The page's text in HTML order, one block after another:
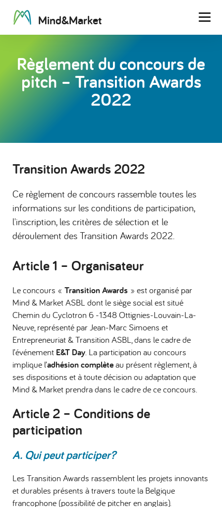
Mind&Market
Règlement du concours de
pitch – Transition Awards
2022
Transition Awards 2022
Ce règlement de concours rassemble toutes les
informations sur les conditions de participation,
l'inscription, les critères de sélection et le
déroulement des Transition Awards 2022.
Article 1 – Organisateur
Le concours « Transition Awards » est organisé par
Mind & Market ASBL dont le siège social est situé
Chemin du Cyclotron 6 -1348 Ottignies-Louvain-La-
Neuve, représenté par Jean-Marc Simoens et
Entrepreneuriat & Transition ASBL, dans le cadre de
l’événement E&T Day . La participation au concours
implique l’adhésion complèteau présent règlement, à
ses dispositions et à toute décision ou adaptation que
Mind & Market prendra dans le cadre de ce concours.
Article 2 – Conditions de
participation
A. Qui peut participer?
Les Transition Awards rassemblent les projets innovants
et durables présents à travers toute la Belgique
francophone (possibilité de pitcher en anglais).